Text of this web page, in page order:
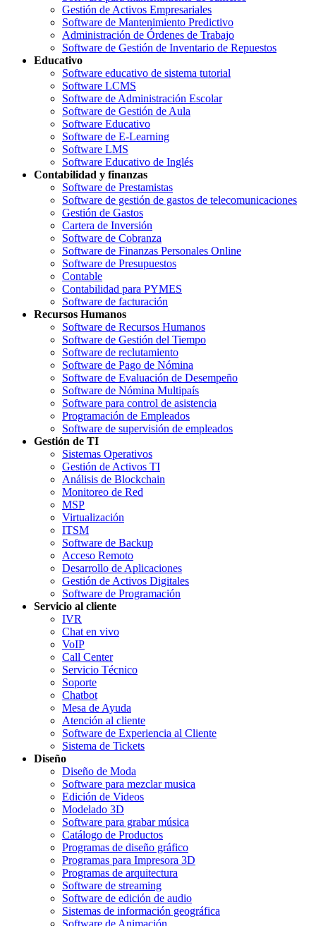
Gestión de Activos Empresariales
Software de Mantenimiento Predictivo
Administración de Órdenes de Trabajo
Software de Gestión de Inventario de Repuestos
Educativo
Software educativo de sistema tutorial
Software LCMS
Software de Administración Escolar
Software de Gestión de Aula
Software Educativo
Software de E-Learning
Software LMS
Software Educativo de Inglés
Contabilidad y finanzas
Software de Prestamistas
Software de gestión de gastos de telecomunicaciones
Gestión de Gastos
Cartera de Inversión
Software de Cobranza
Software de Finanzas Personales Online
Software de Presupuestos
Contable
Contabilidad para PYMES
Software de facturación
Recursos Humanos
Software de Recursos Humanos
Software de Gestión del Tiempo
Software de reclutamiento
Software de Pago de Nómina
Software de Evaluación de Desempeño
Software de Nómina Multipaís
Software para control de asistencia
Programación de Empleados
Software de supervisión de empleados
Gestión de TI
Sistemas Operativos
Gestión de Activos TI
Análisis de Blockchain
Monitoreo de Red
MSP
Virtualización
ITSM
Software de Backup
Acceso Remoto
Desarrollo de Aplicaciones
Gestión de Activos Digitales
Software de Programación
Servicio al cliente
IVR
Chat en vivo
VoIP
Call Center
Servicio Técnico
Soporte
Chatbot
Mesa de Ayuda
Atención al cliente
Software de Experiencia al Cliente
Sistema de Tickets
Diseño
Diseño de Moda
Software para mezclar musica
Edición de Videos
Modelado 3D
Software para grabar música
Catálogo de Productos
Programas de diseño gráfico
Programas para Impresora 3D
Programas de arquitectura
Software de streaming
Software de edición de audio
Sistemas de información geográfica
Software de Animación